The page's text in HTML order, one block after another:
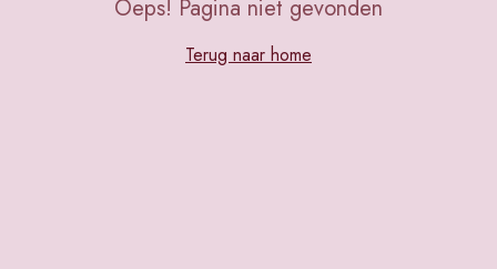
Oeps! Pagina niet gevonden
Terug naar home